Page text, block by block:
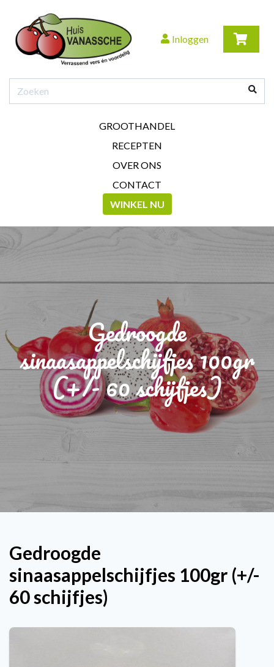
Inloggen
GROOTHANDEL
RECEPTEN
OVER ONS
CONTACT
WINKEL NU
Gedroogde
sinaasappelschijfjes 100gr
(+/- 60 schijfjes)
Gedroogde
sinaasappelschijfjes 100gr (+/-
60 schijfjes)